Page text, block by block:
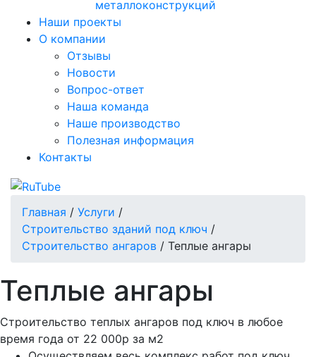
металлоконструкций
Наши проекты
О компании
Отзывы
Новости
Вопрос-ответ
Наша команда
Наше производство
Полезная информация
Контакты
Главная / Услуги /
Строительство зданий под ключ /
Строительство ангаров / Теплые ангары
Теплые ангары
Строительство теплых ангаров под ключ в любое
время года от 22 000р за м2